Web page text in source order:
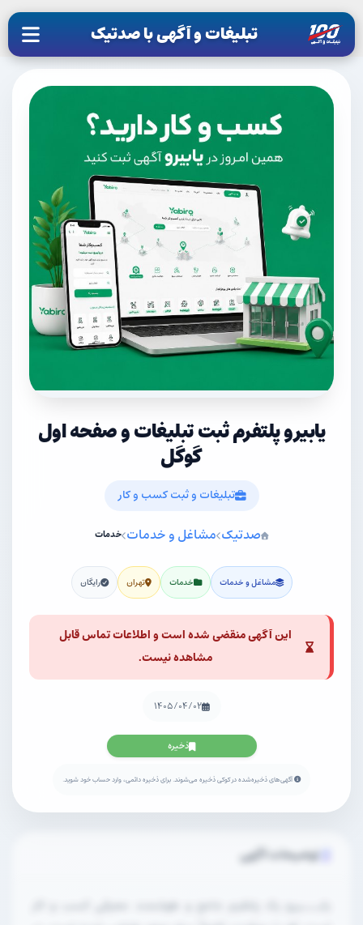
تبلیغات و آگهی با صدتیک
یابیرو پلتفرم ثبت تبلیغات و صفحه اول
گوگل
تبلیغات و ثبت کسب و کار
صدتیک مشاغل و خدمات خدمات
مشاغل و خدمات خدمات تهران رایگان
این آگهی منقضی شده است و اطلاعات تماس قابل
مشاهده نیست.
۱۴۰۵/۰۴/۰۲
ذخیره
آگهی‌های ذخیره‌شده در کوکی ذخیره می‌شوند. برای ذخیره دائمی، وارد حساب خود شوید.
توضیحات آگهی
یابـــیرو یک پلتفرم جامع و هوشمند معرفی کسب و کار